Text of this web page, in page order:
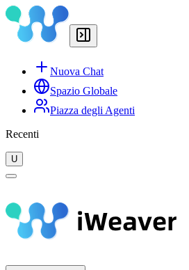
Nuova Chat
Spazio Globale
Piazza degli Agenti
Recenti
U